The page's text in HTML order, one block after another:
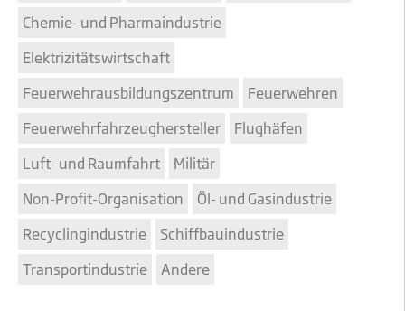
Chemie- und Pharmaindustrie
Elektrizitätswirtschaft
Feuerwehrausbildungszentrum
Feuerwehren
Feuerwehrfahrzeughersteller
Flughäfen
Luft- und Raumfahrt
Militär
Non-Profit-Organisation
Öl- und Gasindustrie
Recyclingindustrie
Schiffbauindustrie
Transportindustrie
Andere